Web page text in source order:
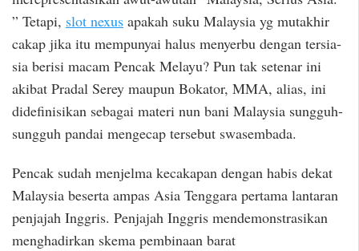
” Tetapi, slot nexus apakah suku Malaysia yg mutakhir
cakap jika itu mempunyai halus menyerbu dengan tersia-
sia berisi macam Pencak Melayu? Pun tak setenar ini
akibat Pradal Serey maupun Bokator, MMA, alias, ini
didefinisikan sebagai materi nun bani Malaysia sungguh-
sungguh pandai mengecap tersebut swasembada.
Pencak sudah menjelma kecakapan dengan habis dekat
Malaysia beserta ampas Asia Tenggara pertama lantaran
penjajah Inggris. Penjajah Inggris mendemonstrasikan
menghadirkan skema pembinaan barat